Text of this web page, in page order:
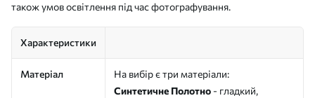
також умов освітлення під час фотографування.
Характеристики
Матеріал
На вибір є три матеріали:
Синтетичне Полотно - гладкий,